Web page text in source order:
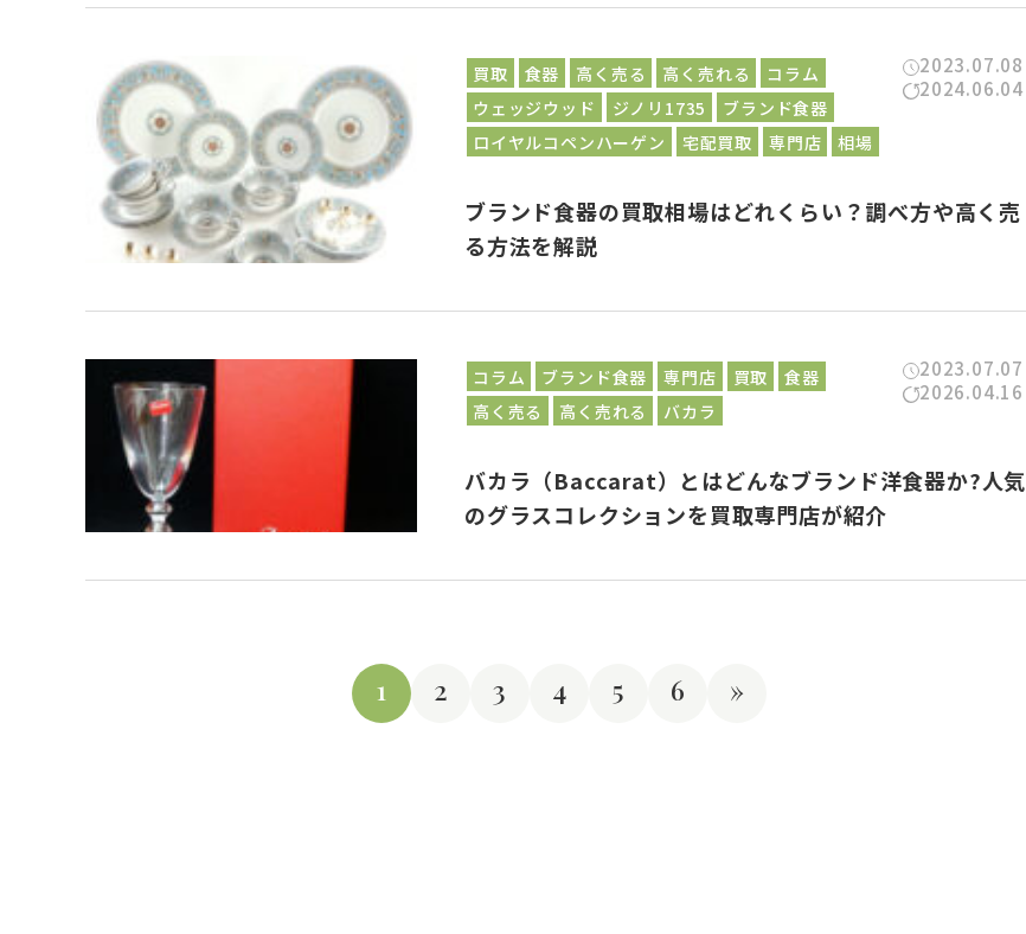
買取 食器 高く売る 高く売れる
コラム
ウェッジウッド
ジノリ1735
ブランド食器
ロイヤルコペンハーゲン
宅配買取 専門店 相場
2023.07.08
2024.06.04
ブランド食器の買取相場はどれくらい？調べ方や高く売
る方法を解説
コラム ブランド食器 専門店 買取
食器
高く売る
高く売れる バカラ
2023.07.07
2026.04.16
バカラ（Baccarat）とはどんなブランド洋食器か?人気
のグラスコレクションを買取専門店が紹介
1 2 3 4 5 6 »